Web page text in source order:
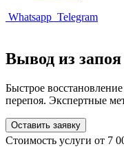
Whatsapp Telegram
Вывод из
Быстрое
перепоя. Экспертные
Оставить заявку
Стоимость услуги от 7